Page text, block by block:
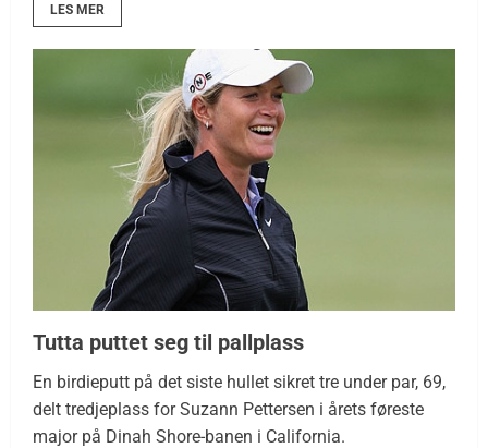
LES MER
Tutta puttet seg til pallplass
En birdieputt på det siste hullet sikret tre under par, 69,
delt tredjeplass for Suzann Pettersen i årets føreste
major på Dinah Shore-banen i California.